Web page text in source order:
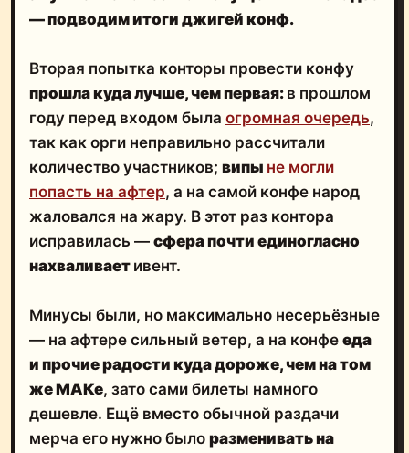
— подводим итоги джигей конф.
Вторая попытка конторы провести конфу
прошла куда лучше, чем первая: в прошлом
году перед входом была огромная очередь,
так как орги неправильно рассчитали
количество участников; випы не могли
попасть на афтер, а на самой конфе народ
жаловался на жару. В этот раз контора
исправилась — сфера почти единогласно
нахваливает ивент.
Минусы были, но максимально несерьёзные
— на афтере сильный ветер, а на конфе еда
и прочие радости куда дороже, чем на том
же МАКе, зато сами билеты намного
дешевле. Ещё вместо обычной раздачи
мерча его нужно было разменивать на